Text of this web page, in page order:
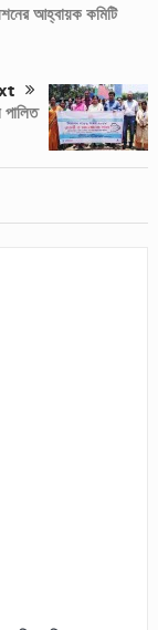
আহ্বায়ক কমিটি
পালিত